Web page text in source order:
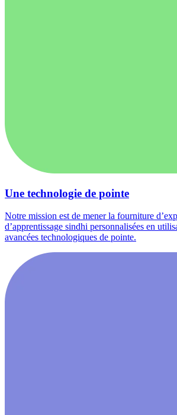
Une technologie de pointe
Notre mission est de mener la fourniture
d’apprentissage sindhi personnalisées en
avancées technologiques de pointe.